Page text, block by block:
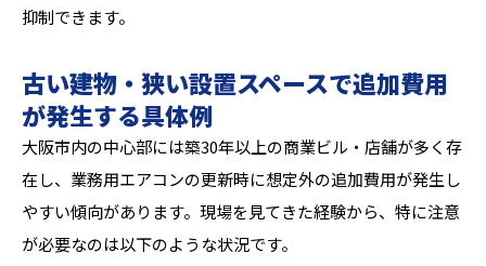
抑制できます。
古い建物・狭い設置スペースで追加費用
が発生する具体例
大阪市内の中心部には築30年以上の商業ビル・店舗が多く存
在し、業務用エアコンの更新時に想定外の追加費用が発生し
やすい傾向があります。現場を見てきた経験から、特に注意
が必要なのは以下のような状況です。